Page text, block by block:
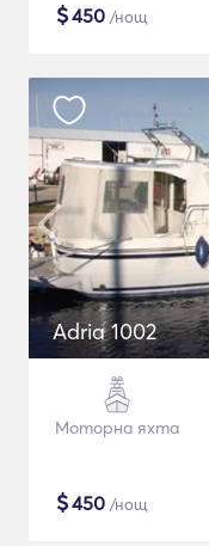
$450 /нощ
Adria 1002
Моторна яхта
$450 /нощ